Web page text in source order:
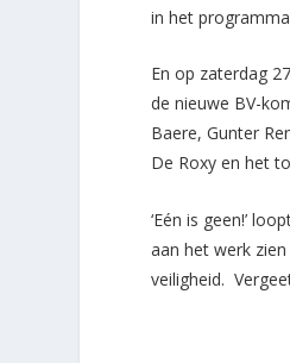
in het
En op zaterdag
de nieuwe BV-
Baere, Gunter
De Roxy en het
‘Eén is geen!’
aan het werk
veiligheid.